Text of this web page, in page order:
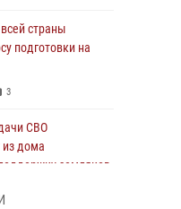
страны
подготовки на
3
СВО
из дома
земляков